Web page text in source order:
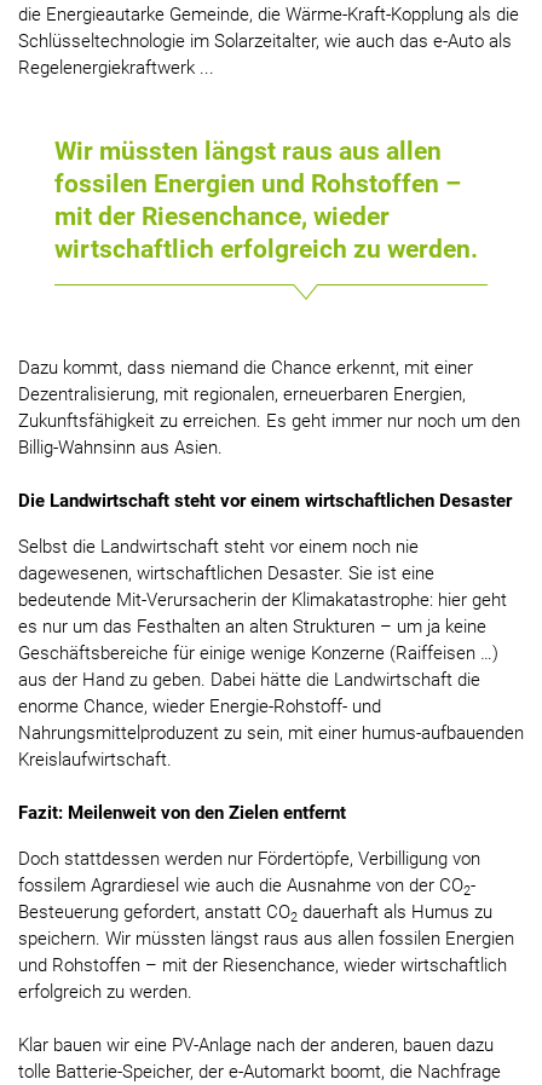
die Energieautarke Gemeinde, die Wärme-Kraft-Kopplung als die
Schlüsseltechnologie im Solarzeitalter, wie auch das e-Auto als
Regelenergiekraftwerk ...
Wir müssten längst raus aus allen
fossilen Energien und Rohstoffen –
mit der Riesenchance, wieder
wirtschaftlich erfolgreich zu werden.
Dazu kommt, dass niemand die Chance erkennt, mit einer
Dezentralisierung, mit regionalen, erneuerbaren Energien,
Zukunftsfähigkeit zu erreichen. Es geht immer nur noch um den
Billig-Wahnsinn aus Asien.
Die Landwirtschaft steht vor einem wirtschaftlichen Desaster
Selbst die Landwirtschaft steht vor einem noch nie
dagewesenen, wirtschaftlichen Desaster. Sie ist eine
bedeutende Mit-Verursacherin der Klimakatastrophe: hier geht
es nur um das Festhalten an alten Strukturen – um ja keine
Geschäftsbereiche für einige wenige Konzerne (Raiffeisen …)
aus der Hand zu geben. Dabei hätte die Landwirtschaft die
enorme Chance, wieder Energie-Rohstoff- und
Nahrungsmittelproduzent zu sein, mit einer humus-aufbauenden
Kreislaufwirtschaft.
Fazit: Meilenweit von den Zielen entfernt
Doch stattdessen werden nur Fördertöpfe, Verbilligung von
fossilem Agrardiesel wie auch die Ausnahme von der CO2-
Besteuerung gefordert, anstatt CO2 dauerhaft als Humus zu
speichern. Wir müssten längst raus aus allen fossilen Energien
und Rohstoffen – mit der Riesenchance, wieder wirtschaftlich
erfolgreich zu werden.
Klar bauen wir eine PV-Anlage nach der anderen, bauen dazu
tolle Batterie-Speicher, der e-Automarkt boomt, die Nachfrage